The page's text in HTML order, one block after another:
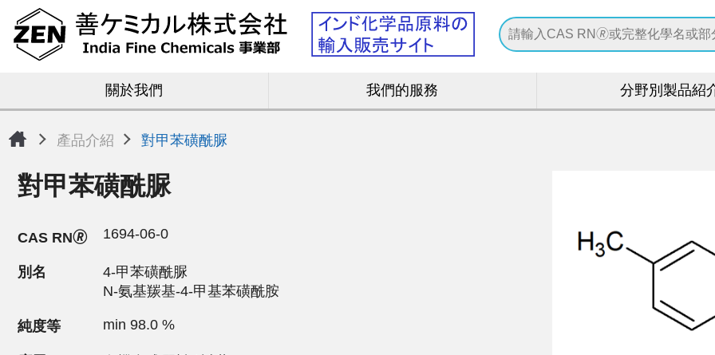
關於我們 我們的服務 分野別製品紹
產品介紹 對甲苯磺酰脲
對甲苯磺酰脲
CAS RN🄬 1694-06-0
別名
4-甲苯磺酰脲
N-氨基羰基-4-甲基苯磺酰胺
純度等 min 98.0 %